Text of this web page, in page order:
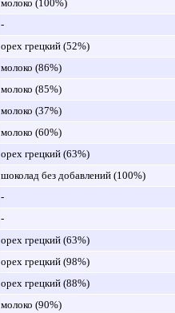
молоко (100%)
-
орех грецкий (52%)
молоко (86%)
молоко (85%)
молоко (37%)
молоко (60%)
орех грецкий (63%)
шоколад без добавлений (100%)
-
-
орех грецкий (63%)
орех грецкий (98%)
орех грецкий (88%)
молоко (90%)